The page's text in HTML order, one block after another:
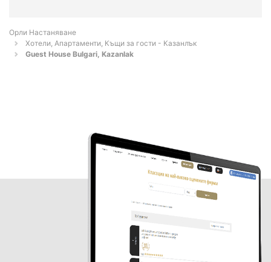
Орли Настаняване
Хотели, Апартаменти, Къщи за гости - Казанлък
Guest House Bulgari, Kazanlak